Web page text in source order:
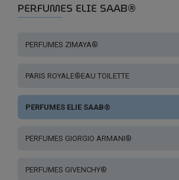
PERFUMES ELIE SAAB®
PERFUMES ZIMAYA®
PARIS ROYALE®EAU TOILETTE
PERFUMES ELIE SAAB®
PERFUMES GIORGIO ARMANI®
PERFUMES GIVENCHY®